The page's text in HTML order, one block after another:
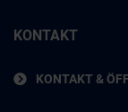
KONTAKT
KONTAKT &